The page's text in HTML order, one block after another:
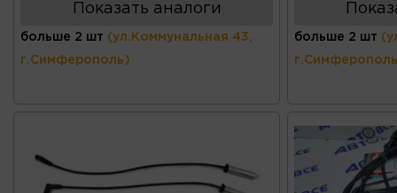
Показать аналоги
больше 2 шт (ул.Коммунальная 43,
г.Симферополь)
больше 2 шт